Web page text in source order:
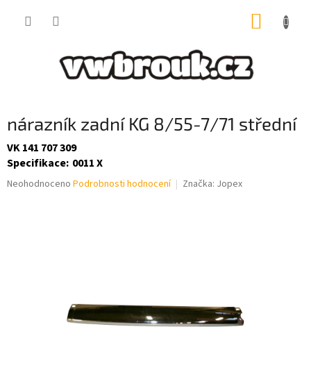
nárazník zadní KG 8/55-7/71 střední
VK 141 707 309
Specifikace: 0011 X
Průměrné
Neohodnoceno Podrobnosti hodnocení Značka: Jopex